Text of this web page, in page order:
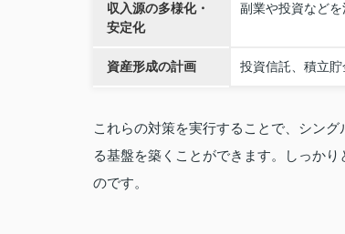
収入源の多様化・
安定化
副業や投資などを
資産形成の計画 投資信託、積立
これらの対策を実行することで、シン
る基盤を築くことができます。しっか
のです。